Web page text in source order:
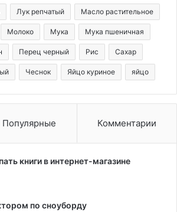
Лук репчатый Масло растительное
Молоко Мука Мука пшеничная
Перец черный Рис Сахар
Чеснок Яйцо куриное яйцо
Популярные Комментарии
книги в интернет-магазине
по сноуборду